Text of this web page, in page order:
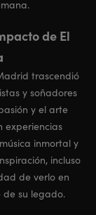
de El
trascendió
y soñadores
y el arte
experiencias
inmortal y
incluso
de verlo en
su legado.